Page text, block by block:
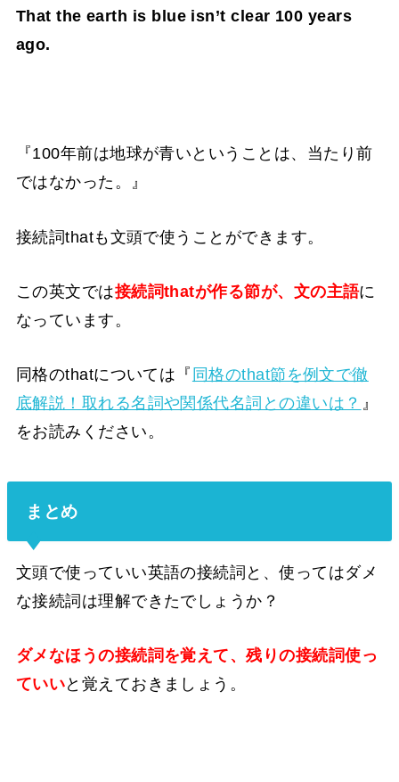
That the earth is blue isn’t clear 100 years
ago.
『100年前は地球が青いということは、当たり前
ではなかった。』
接続詞thatも文頭で使うことができます。
この英文では接続詞thatが作る節が、文の主語に
なっています。
同格のthatについては『 同格のthat節を例文で徹
底解説！取れる名詞や関係代名詞との違いは？ 』
をお読みください。
まとめ
文頭で使っていい英語の接続詞と、使ってはダメ
な接続詞は理解できたでしょうか？
ダメなほうの接続詞を覚えて、残りの接続詞使っ
ていいと覚えておきましょう。